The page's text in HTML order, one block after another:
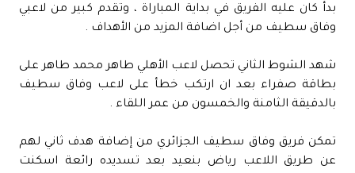
بدأ كان عليه الفريق في بداية المباراة ، وتقدم كبير من لاعبي
وفاق سطيف من أجل اضافة المزيد من الأهداف .
شهد الشوط الثاني تحصل لاعب الأهلي طاهر محمد طاهر على
بطاقة صفراء بعد ان ارتكب خطأ على لاعب وفاق سطيف
بالدقيقة الثامنة والخمسون من عمر اللقاء .
تمكن فريق وفاق سطيف الجزائري من إضافة هدف ثاني لهم
عن طريق اللاعب رياض بنعيد بعد تسديده رائعة اسكنت